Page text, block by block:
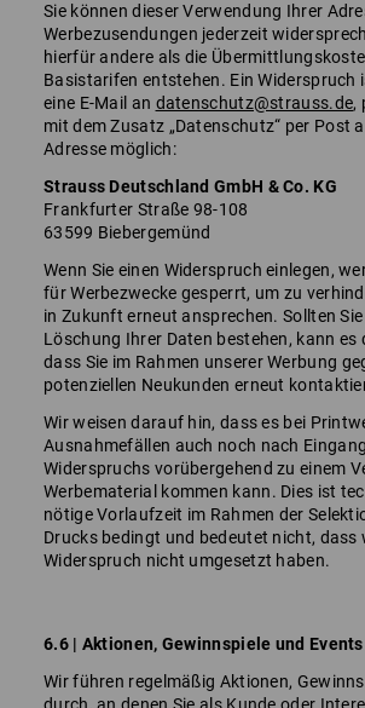
Sie können dieser Verwendung Ihrer
Werbezusendungen jederzeit
hierfür andere als die
Basistarifen entstehen. Ein Widerspruch
eine E-Mail an datenschutz@strauss.de,
mit dem Zusatz „Datenschutz“ per Post
Adresse möglich:
Strauss Deutschland GmbH & Co. KG
Frankfurter Straße 98-108
63599 Biebergemünd
Wenn Sie einen Widerspruch einlegen,
für Werbezwecke gesperrt, um zu
in Zukunft erneut ansprechen. Sollten
Löschung Ihrer Daten bestehen, kann es
dass Sie im Rahmen unserer Werbung
potenziellen Neukunden erneut
Wir weisen darauf hin, dass es bei
Ausnahmefällen auch noch nach
Widerspruchs vorübergehend zu einem
Werbematerial kommen kann. Dies ist
nötige Vorlaufzeit im Rahmen der
Drucks bedingt und bedeutet nicht, dass
Widerspruch nicht umgesetzt haben.
6.6 | Aktionen, Gewinnspiele und Events
Wir führen regelmäßig Aktionen,